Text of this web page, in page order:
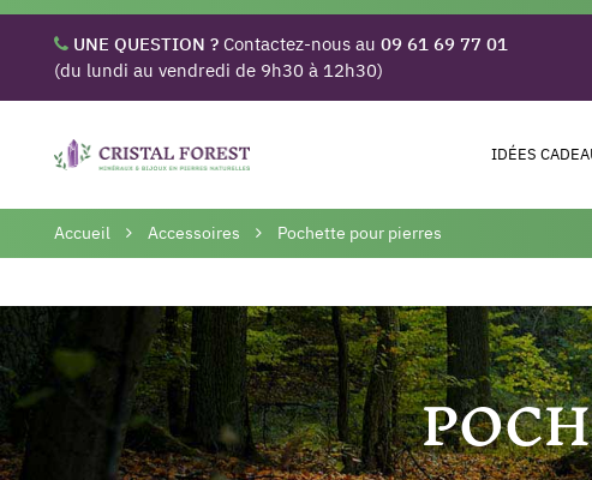
UNE QUESTION ? Contactez-nous au 09 61 69 77 01
(du lundi au vendredi de 9h30 à 12h30)
IDÉES
Accueil Accessoires Pochette pour pierres